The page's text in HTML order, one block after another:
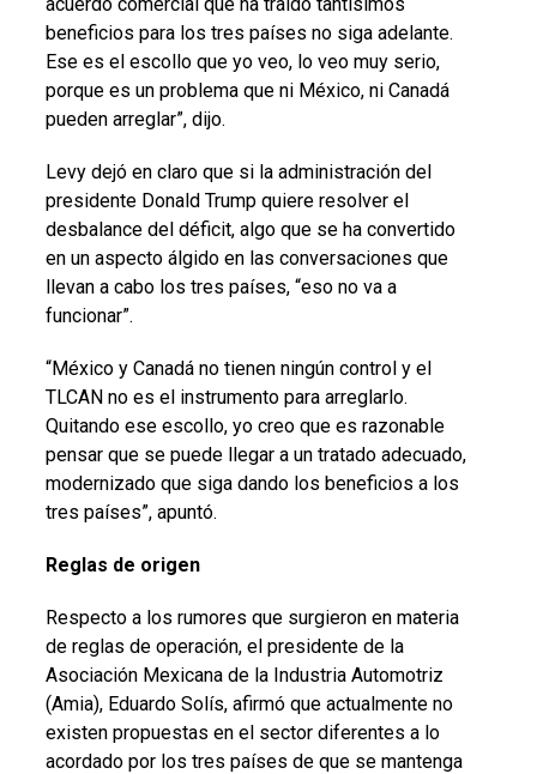
beneficios para los tres países no siga adelante.
Ese es el escollo que yo veo, lo veo muy serio,
porque es un problema que ni México, ni Canadá
pueden arreglar”, dijo.
Levy dejó en claro que si la administración del
presidente Donald Trump quiere resolver el
desbalance del déficit, algo que se ha convertido
en un aspecto álgido en las conversaciones que
llevan a cabo los tres países, “eso no va a
funcionar”.
“México y Canadá no tienen ningún control y el
TLCAN no es el instrumento para arreglarlo.
Quitando ese escollo, yo creo que es razonable
pensar que se puede llegar a un tratado adecuado,
modernizado que siga dando los beneficios a los
tres países”, apuntó.
Reglas de origen
Respecto a los rumores que surgieron en materia
de reglas de operación, el presidente de la
Asociación Mexicana de la Industria Automotriz
(Amia), Eduardo Solís, afirmó que actualmente no
existen propuestas en el sector diferentes a lo
acordado por los tres países de que se mantenga